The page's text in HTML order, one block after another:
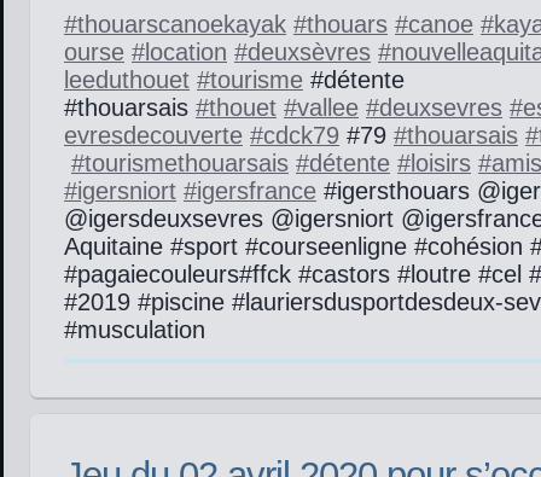
#thouarscanoekayak #thouars #canoe #
ourse # location #deuxsèvres #nouvel
leeduthouet #tourisme #détente
#thouarsais #thouet #vallee #deuxsevres #
evresdecouverte #cdck79 #79 #thouarsais #
#tourismethouarsais #détente # loisirs #amis
#igersniort #igersfrance #igersthouars
@igersdeuxsevres @igersniort
Aquitaine #sport #courseenligne #cohésion
#pagaiecouleurs#ffck #castors #loutre #cel
#2019 #piscine #lauriersdusportdesdeux-
#musculation